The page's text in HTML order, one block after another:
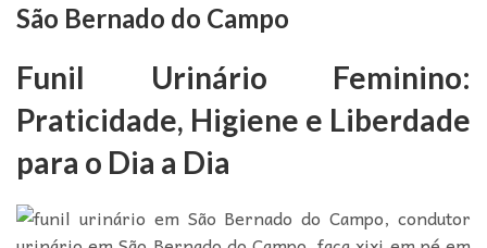
São Bernado do Campo
Funil Urinário Feminino:
Praticidade, Higiene e Liberdade
para o Dia a Dia